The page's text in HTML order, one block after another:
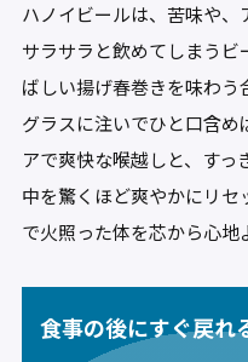
ハノイビールは、苦味や
サラサラと飲めてしまう
ばしい揚げ春巻きを味わ
グラスに注いでひと口含め
アで爽快な喉越しと、す
中を驚くほど爽やかにリ
で火照った体を芯から心地
食事の後にすぐ戻れ